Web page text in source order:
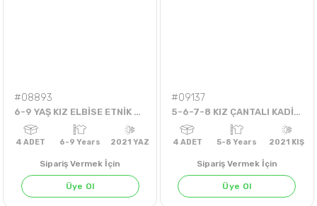
#08893
6-9 YAŞ KIZ ELBİSE ETNİK DESENLİ
Sipariş Vermek İçin
Üye Ol
#09137
5-6-7-8 KIZ ÇANTALI KADİFE PANTOLON
Sipariş Vermek İçin
Üye Ol